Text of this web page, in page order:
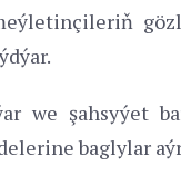
we şahsyýet
baglylar